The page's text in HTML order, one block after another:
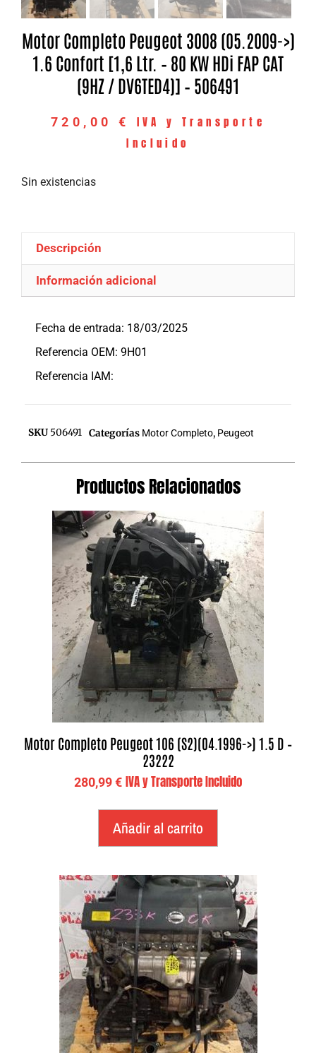
Motor Completo Peugeot 3008 (05.2009->)
1.6 Confort [1,6 Ltr. – 80 KW HDi FAP CAT
(9HZ / DV6TED4)] – 506491
720,00 €
IVA y Transporte
Incluido
Sin existencias
Descripción
Información adicional
Fecha de entrada: 18/03/2025
Referencia OEM: 9H01
Referencia IAM:
SKU 506491 Categorías Motor Completo, Peugeot
Productos Relacionados
Motor Completo Peugeot 106 (S2)(04.1996->) 1.5 D –
23222
280,99€ IVA y Transporte Incluido
Añadir al carrito